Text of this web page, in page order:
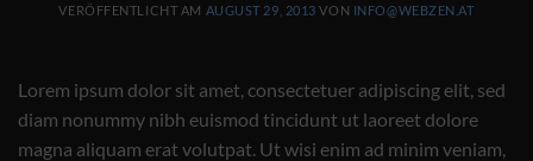
VERÖFFENTLICHT AM AUGUST 29, 2013 VON INFO@WEBZEN.AT
Lorem ipsum dolor sit amet, consectetuer adipiscing elit, sed
diam nonummy nibh euismod tincidunt ut laoreet dolore
magna aliquam erat volutpat. Ut wisi enim ad minim veniam,